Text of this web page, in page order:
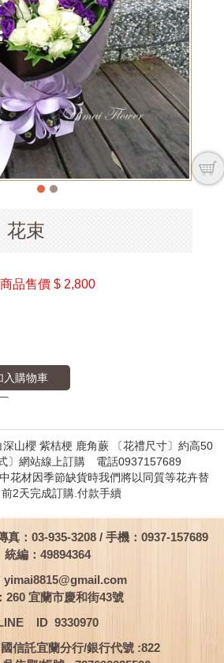
花束
商品售價 $ 2,800
入購物車
深山櫻 紫桔梗 鹿角蕨 〔花禮尺寸〕約高50
〕網站線上訂購 電話0937157689
材因季節缺貨時我們將以同質等花卉替
2天完成訂購.付款手續
真：03-935-3208 / 手機：0937-157689
統編：49894364
yimai8815@gmail.com
260 宜蘭市慶和街43號
ID 9330970
信託宜蘭分行/銀行代號 :822